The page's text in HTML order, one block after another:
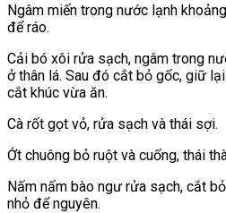
Ngâm miến trong nước lạnh
để ráo.
Cải bó xôi rửa sạch, ngâm trong
ở thân lá. Sau đó cắt bỏ gốc, giữ
cắt khúc vừa ăn.
Cà rốt gọt vỏ, rửa sạch và thái sợi.
Ớt chuông bỏ ruột và cuống, thái
Nấm nấm bào ngư rửa sạch, cắt
nhỏ để nguyên.